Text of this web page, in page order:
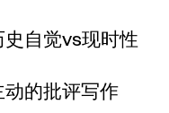
史自觉vs现时性
动的批评写作